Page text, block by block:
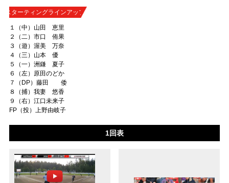
スターティングラインアップ
１（中）山田 恵里
２（二）市口 侑果
３（遊）渥美 万奈
４（三）山本 優
５（一）洲鎌 夏子
６（左）原田のどか
７（DP）藤田 倭
８（捕）我妻 悠香
９（右）江口未来子
FP（投）上野由岐子
1回表